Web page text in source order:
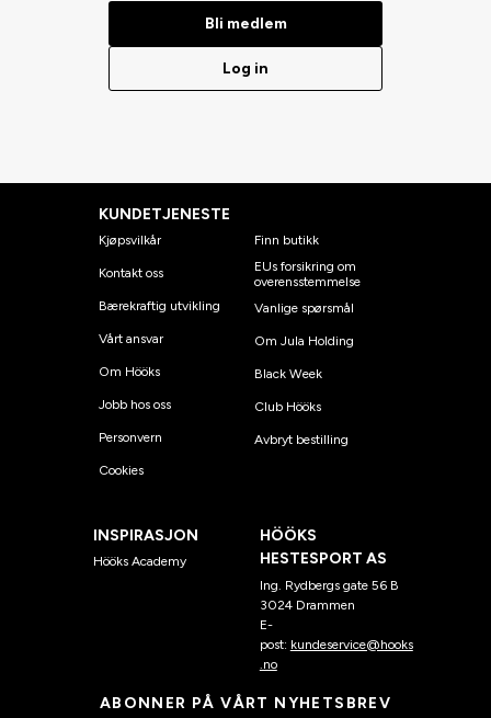
Bli medlem
Log in
KUNDETJENESTE
Kjøpsvilkår
Kontakt oss
Bærekraftig utvikling
Vårt ansvar
Om Hööks
Jobb hos oss
Personvern
Cookies
Finn butikk
EUs forsikring om
overensstemmelse
Vanlige spørsmål
Om Jula Holding
Black Week
Club Hööks
Avbryt bestilling
INSPIRASJON
Hööks Academy
HÖÖKS
HESTESPORT AS
Ing. Rydbergs gate 56 B
3024 Drammen
E-
post: kundeservice@hooks
.no
ABONNER PÅ VÅRT NYHETSBREV